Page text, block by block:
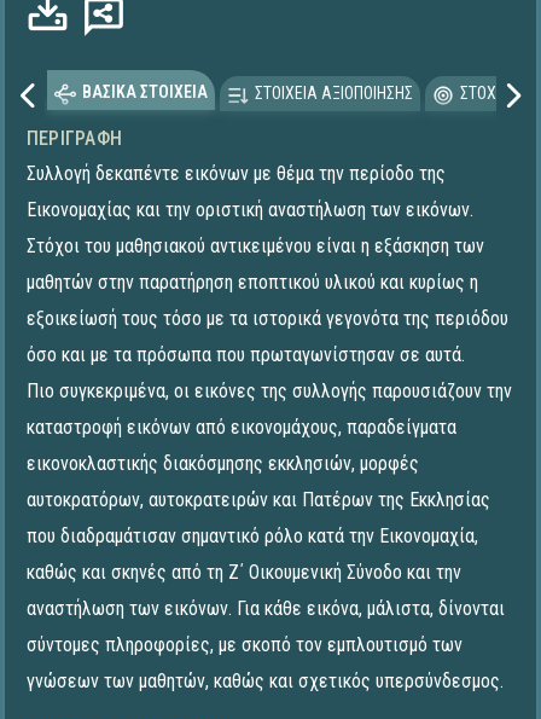
ΒΑΣΙΚΑ ΣΤΟΙΧΕΙΑ ΣΤΟΙΧΕΙΑ ΑΞΙΟΠΟΙΗΣΗΣ
ΠΕΡΙΓΡΑΦΉ
Συλλογή δεκαπέντε εικόνων με θέμα την περίοδο της
Εικονομαχίας και την οριστική αναστήλωση των εικόνων.
Στόχοι του μαθησιακού αντικειμένου είναι η εξάσκηση των
μαθητών στην παρατήρηση εποπτικού υλικού και κυρίως η
εξοικείωσή τους τόσο με τα ιστορικά γεγονότα της περιόδου
όσο και με τα πρόσωπα που πρωταγωνίστησαν σε αυτά.
Πιο συγκεκριμένα, οι εικόνες της συλλογής παρουσιάζουν την
καταστροφή εικόνων από εικονομάχους, παραδείγματα
εικονοκλαστικής διακόσμησης εκκλησιών, μορφές
αυτοκρατόρων, αυτοκρατειρών και Πατέρων της Εκκλησίας
που διαδραμάτισαν σημαντικό ρόλο κατά την Εικονομαχία,
καθώς και σκηνές από τη Ζ΄ Οικουμενική Σύνοδο και την
αναστήλωση των εικόνων. Για κάθε εικόνα, μάλιστα, δίνονται
σύντομες πληροφορίες, με σκοπό τον εμπλουτισμό των
γνώσεων των μαθητών, καθώς και σχετικός υπερσύνδεσμος.